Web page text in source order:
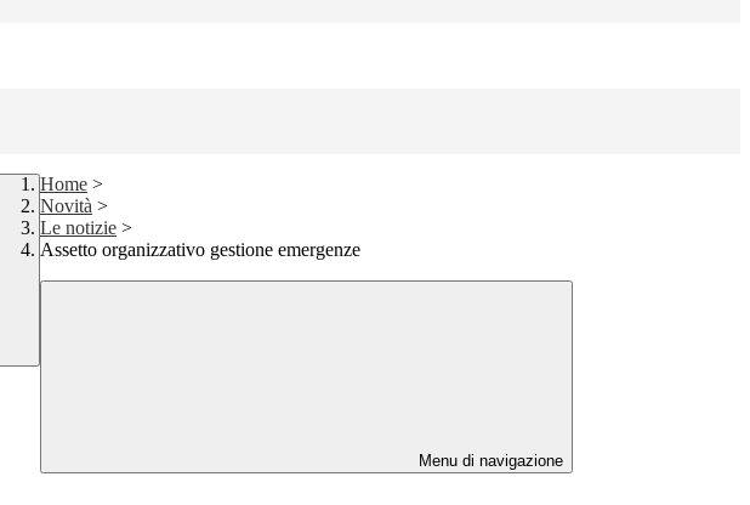
Home >
Novità >
Le notizie >
Assetto organizzativo gestione emergenze
Menu di navigazione